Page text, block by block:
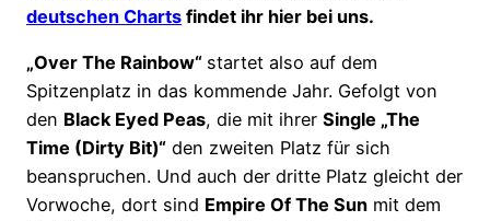
deutschen Charts findet ihr hier bei uns.
„Over The Rainbow“ startet also auf dem
Spitzenplatz in das kommende Jahr. Gefolgt von
den Black Eyed Peas, die mit ihrer Single „The
Time (Dirty Bit)“ den zweiten Platz für sich
beanspruchen. Und auch der dritte Platz gleicht der
Vorwoche, dort sind Empire Of The Sun mit dem